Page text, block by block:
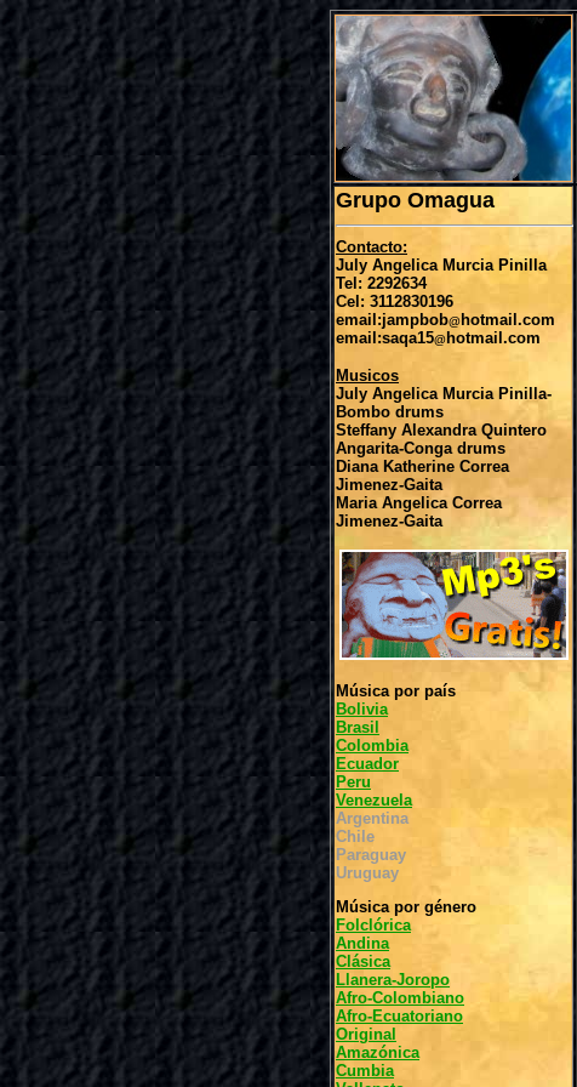
Grupo Omagua
Contacto:
July Angelica Murcia Pinilla
Tel: 2292634
Cel: 3112830196
email:jampbob@hotmail.com
email:saqa15@hotmail.com
Musicos
July Angelica Murcia Pinilla-
Bombo drums
Steffany Alexandra Quintero
Angarita-Conga drums
Diana Katherine Correa
Jimenez-Gaita
Maria Angelica Correa
Jimenez-Gaita
Música por país
Bolivia
Brasil
Colombia
Ecuador
Peru
Venezuela
Argentina
Chile
Paraguay
Uruguay
Música por género
Folclórica
Andina
Clásica
Llanera-Joropo
Afro-Colombiano
Afro-Ecuatoriano
Original
Amazónica
Cumbia